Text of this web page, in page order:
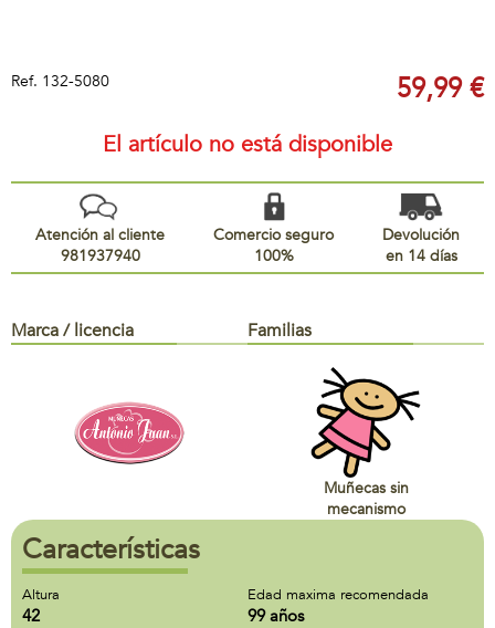
Ref. 132-5080 59,99 €
El artículo no está disponible
Atención al cliente
981937940
Comercio seguro
100%
Devolución
en 14 días
Marca / licencia Familias
Muñecas sin
mecanismo
Características
Altura
42
Edad maxima recomendada
99 años